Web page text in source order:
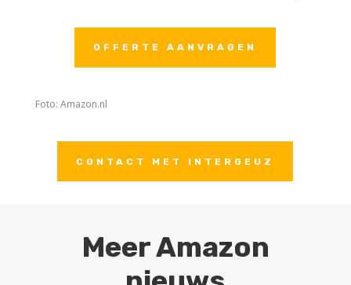
OFFERTE AANVRAGEN
Foto: Amazon.nl
CONTACT MET INTERGEUZ
Meer Amazon